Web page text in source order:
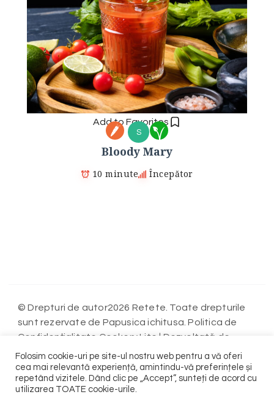
Add to Favorites
S
Bloody Mary
10 minute Începător
© Drepturi de autor2026 Retete. Toate drepturile
sunt rezervate de Papusica ichitusa. Politica de
Confidențialitate Cookery Lite | Dezvoltată de
Blossom Themes. Propulsată deWordPress.
Politica de Confidențialitate
Contact Terms
Folosim cookie-uri pe site-ul nostru web pentru a vă oferi
cea mai relevantă experiență, amintindu-vă preferințele și
repetând vizitele. Dând clic pe „Accept”, sunteți de acord cu
utilizarea TOATE cookie-urile.